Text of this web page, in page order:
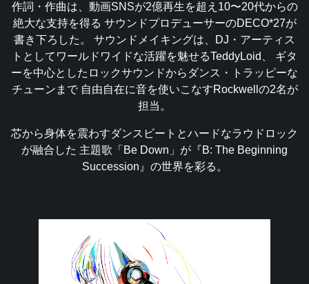
作詞・作曲は、動画SNSが2億再生を超え10〜20代からの
絶大な支持を得る サウンドプロデューサーのDECO*27が
書き下ろした。
サウンドメイキングは、DJ・アーティス
トとしてワールドワイドな活躍を魅せるTeddyLoid、
ギタ
ーを中心としたロックサウンドからダンス・トラッピーな
チューンまで 自由自在に音を使いこなすRockwellの2名が
担当。
芯から身体を震わすダンスビートとハードなラウドロック
が融合した 主題歌「Be Down」が『B: The Beginning
Succession』の世界を彩る。